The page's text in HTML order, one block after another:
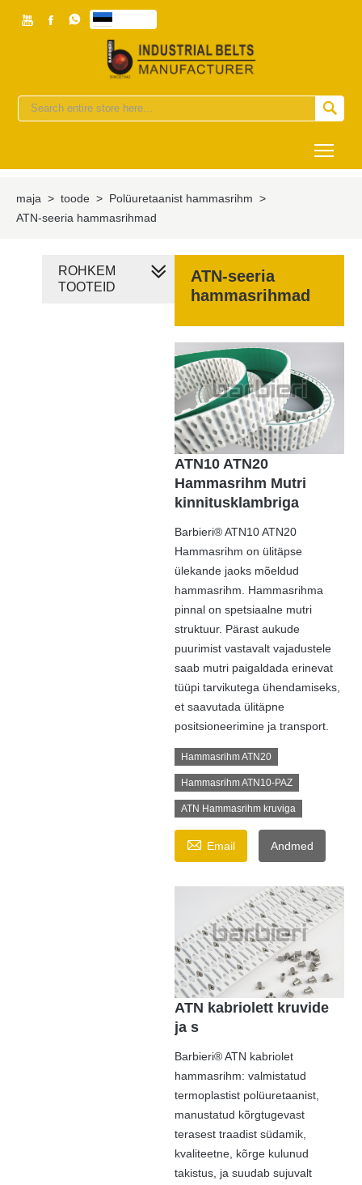
  

maja > toode > Polüuretaanist hammasrihm >
ATN-seeria hammasrihmad
ATN-seeria
hammasrihmad
ATN10 ATN20
Hammasrihm Mutri
kinnitusklambriga
Barbieri® ATN10 ATN20
Hammasrihm on ülitäpse
ülekande jaoks mõeldud
hammasrihm. Hammasrihma
pinnal on spetsiaalne mutri
struktuur. Pärast aukude
puurimist vastavalt vajadustele
saab mutri paigaldada erinevat
tüüpi tarvikutega ühendamiseks,
et saavutada ülitäpne
positsioneerimine ja transport.
Hammasrihm ATN20
Hammasrihm ATN10-PAZ
ATN Hammasrihm kruviga
 Email Andmed
ATN kabriolett kruvide
ja s
Barbieri® ATN kabriolet
hammasrihm: valmistatud
termoplastist polüuretaanist,
manustatud kõrgtugevast
terasest traadist südamik,
kvaliteetne, kõrge kulunud
takistus, ja suudab sujuvalt
ROHKEM
TOOTEID